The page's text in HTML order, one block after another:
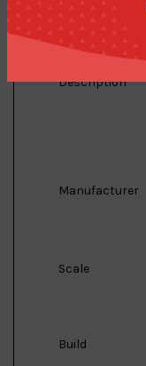
Description
Manufacturer
Scale
Build